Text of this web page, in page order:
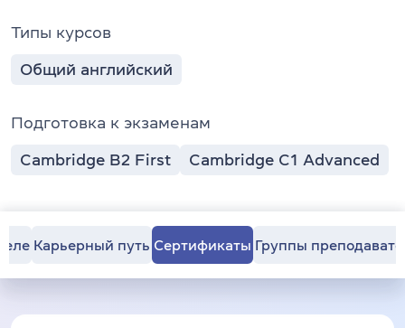
Типы курсов
Общий английский
Подготовка к экзаменам
Cambridge B2 First Cambridge C1 Advanced
Карьерный путь Сертификаты Группы